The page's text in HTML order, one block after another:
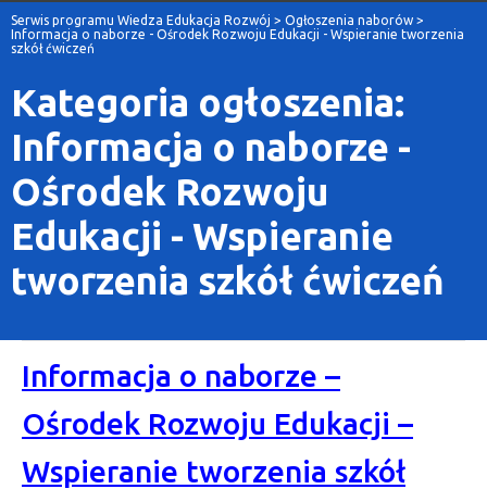
Serwis programu Wiedza Edukacja Rozwój > Ogłoszenia naborów >
Informacja o naborze - Ośrodek Rozwoju Edukacji - Wspieranie tworzenia
szkół ćwiczeń
Kategoria ogłoszenia:
Informacja o naborze -
Ośrodek Rozwoju
Edukacji - Wspieranie
tworzenia szkół ćwiczeń
Informacja o naborze –
Ośrodek Rozwoju Edukacji –
Wspieranie tworzenia szkół